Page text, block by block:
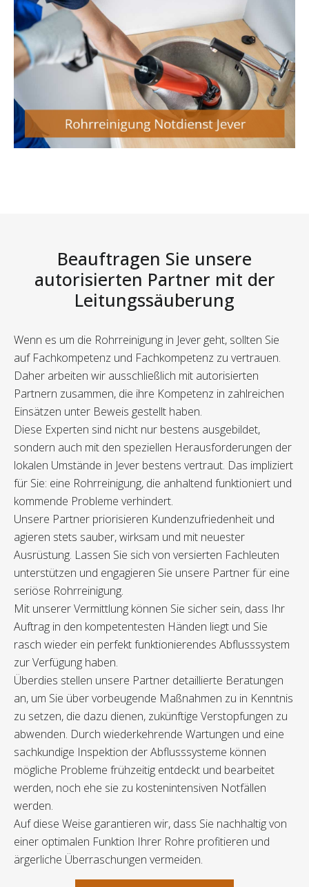
Beauftragen Sie unsere
autorisierten Partner mit der
Leitungssäuberung
Wenn es um die Rohrreinigung in Jever geht, sollten Sie
auf Fachkompetenz und Fachkompetenz zu vertrauen.
Daher arbeiten wir ausschließlich mit autorisierten
Partnern zusammen, die ihre Kompetenz in zahlreichen
Einsätzen unter Beweis gestellt haben.
Diese Experten sind nicht nur bestens ausgebildet,
sondern auch mit den speziellen Herausforderungen der
lokalen Umstände in Jever bestens vertraut. Das impliziert
für Sie: eine Rohrreinigung, die anhaltend funktioniert und
kommende Probleme verhindert.
Unsere Partner priorisieren Kundenzufriedenheit und
agieren stets sauber, wirksam und mit neuester
Ausrüstung. Lassen Sie sich von versierten Fachleuten
unterstützen und engagieren Sie unsere Partner für eine
seriöse Rohrreinigung.
Mit unserer Vermittlung können Sie sicher sein, dass Ihr
Auftrag in den kompetentesten Händen liegt und Sie
rasch wieder ein perfekt funktionierendes Abflusssystem
zur Verfügung haben.
Überdies stellen unsere Partner detaillierte Beratungen
an, um Sie über vorbeugende Maßnahmen zu in Kenntnis
zu setzen, die dazu dienen, zukünftige Verstopfungen zu
abwenden. Durch wiederkehrende Wartungen und eine
sachkundige Inspektion der Abflusssysteme können
mögliche Probleme frühzeitig entdeckt und bearbeitet
werden, noch ehe sie zu kostenintensiven Notfällen
werden.
Auf diese Weise garantieren wir, dass Sie nachhaltig von
einer optimalen Funktion Ihrer Rohre profitieren und
ärgerliche Überraschungen vermeiden.